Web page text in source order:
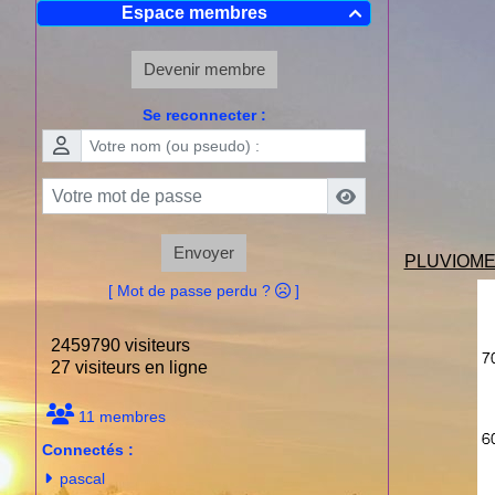

Espace membres
Devenir membre
Se reconnecter :
Envoyer
[ Mot de passe perdu ? ]
2459790 visiteurs
27 visiteurs en ligne
11 membres
Connectés :
pascal